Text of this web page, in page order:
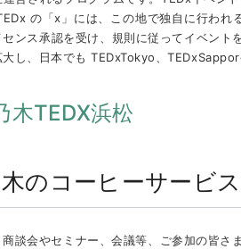
の「x」には、この地で独自に行わ
センス承認を受け、規則に従ってイベン
し、日本でも TEDxTokyo、
のコーヒーサービス
商談会やセミナー、会議等、ご参加の皆さ